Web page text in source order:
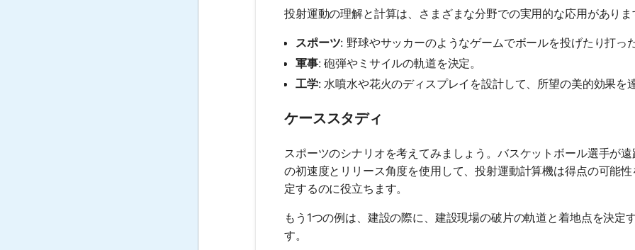
投射運動の理解と計算は、さまざまな分野での実用的な応用がありま
スポーツ: 野球やサッカーのようなゲームでボールを投げたり打っ
軍事: 砲弾やミサイルの軌道を決定。
工学: 水噴水や花火のディスプレイを設計して、所望の美的効果を達
ケーススタディ
スポーツのシナリオを考えてみましょう。バスケットボール選手が
の初速度とリリース角度を使用して、投射運動計算機は得点の可能
定するのに役立ちます。
もう1つの例は、建設の際に、建設現場の破片の軌道と着地点を決
す。